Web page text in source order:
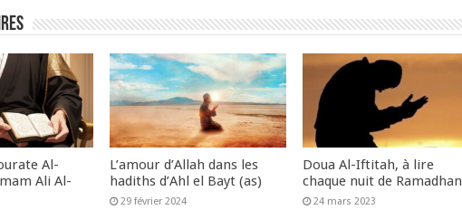
Al-
Ali Al-
L’amour d’Allah dans les
hadiths d’Ahl el Bayt (as)
29 février 2024
Doua Al-Iftitah, à lire
chaque nuit de Ramadhan
24 mars 2023